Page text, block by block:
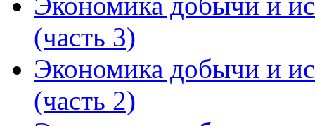
(часть 3)
Экономика добычи и
(часть 2)